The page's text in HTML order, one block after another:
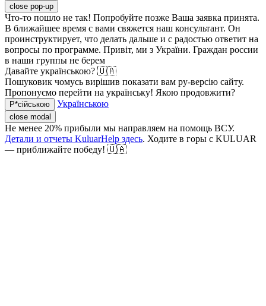
close pop-up
Что-то пошло не так! Попробуйте позже Ваша заявка принята.
В ближайшее время с вами свяжется наш консультант. Он
проинструктирует, что делать дальше и с радостью ответит на
вопросы по программе. Привіт, ми з України. Граждан россии
в наши группы не берем
Давайте українською? 🇺🇦
Пошуковик чомусь вирішив показати вам ру-версію сайту.
Пропонуємо перейти на українську! Якою продовжити?
Р*сійською Українською
close modal
Не менее 20% прибыли мы направляем на помощь ВСУ.
Детали и отчеты KuluarHelp здесь. Ходите в горы с KULUAR
— приближайте победу! 🇺🇦